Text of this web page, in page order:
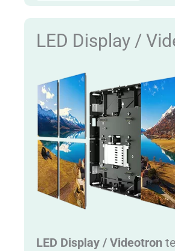
LED Display /
LED Display / Videotron